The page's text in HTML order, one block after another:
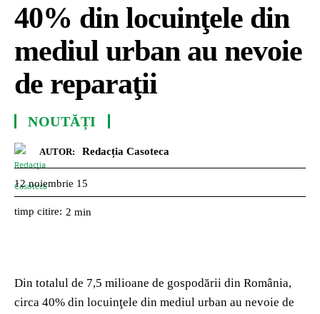
40% din locuinţele din
mediul urban au nevoie
de reparaţii
NOUTĂȚI
AUTOR: Redacția Casoteca
12 noiembrie 15
timp citire: 2 min
Din totalul de 7,5 milioane de gospodării din România,
circa 40% din locuinţele din mediul urban au nevoie de